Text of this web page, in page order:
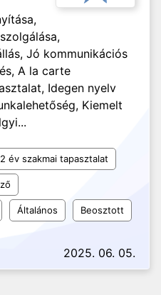
Jó kommunikációs
A la carte
Idegen nyelv
Kiemelt
év szakmai tapasztalat
Általános Beosztott
2025. 06. 05.